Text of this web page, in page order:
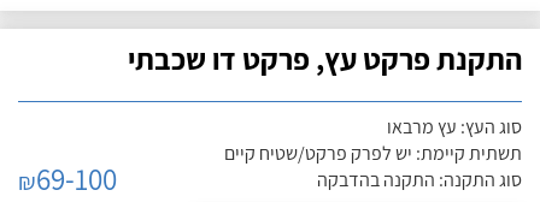
התקנת פרקט עץ, פרקט דו שכבתי
סוג העץ: עץ מרבאו
תשתית קיימת: יש לפרק פרקט/שטיח קיים
סוג התקנה: התקנה בהדבקה
₪69-100